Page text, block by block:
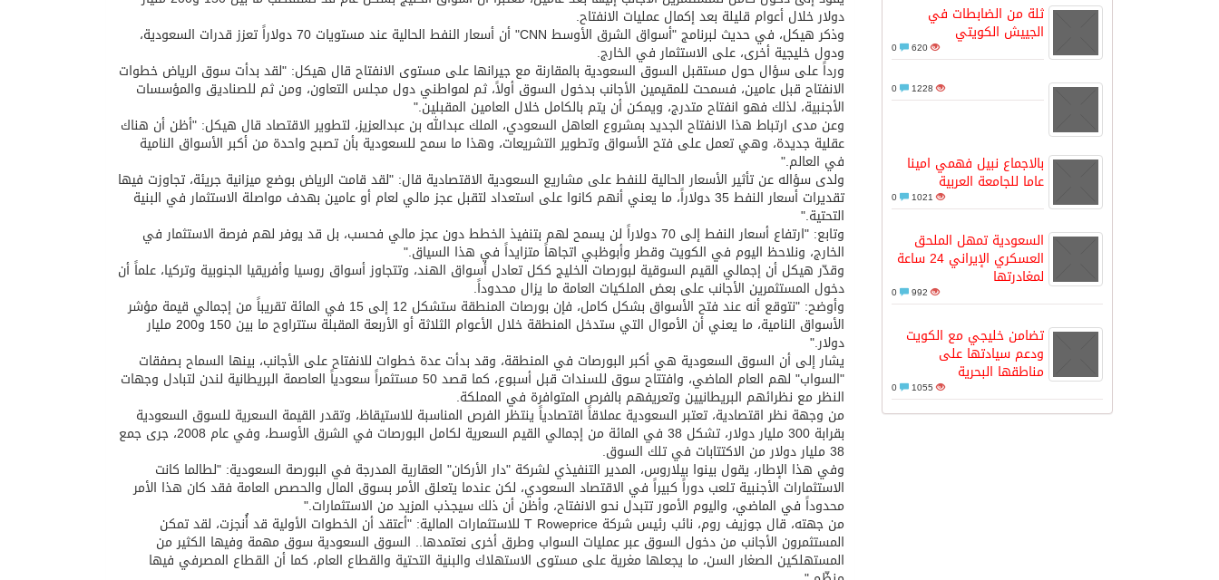
مدينة الملك سلمان للطاقة “سبارك” توقع اتفاقية تطوير مصانع جاهزة ومتخصصة في مجال الطاقة
كسوة الكعبة تعتلي البيت العتيق
“سبيس إكس” تطلق 24 قمرًا صناعيًا جديدًا إلى الفضاء
ثلة من الضابطات في
الجييش الكويتي
620
1228
بالاجماع نبيل فهمي امينا
عاما للجامعة العربية
1021
السعودية تمهل الملحق
العسكري الإيراني 24 ساعة
لمغادرتها
992
تضامن خليجي مع الكويت
ودعم سيادتها على
مناطقها البحرية
1055
دولار خلال أعوام قليلة بعد إكمال عمليات الانفتاح.
وذكر هيكل، في حديث لبرنامج "أسواق الشرق الأوسط CNN" أن أسعار النفط الحالية عند مستويات 70 دولاراً تعزز قدرات السعودية،
ودول خليجية أخرى، على الاستثمار في الخارج.
ورداً على سؤال حول مستقبل السوق السعودية بالمقارنة مع جيرانها على مستوى الانفتاح قال هيكل: "لقد بدأت سوق الرياض خطوات
الانفتاح قبل عامين، فسمحت للمقيمين الأجانب بدخول السوق أولاً، ثم لمواطني دول مجلس التعاون، ومن ثم للصناديق والمؤسسات
الأجنبية، لذلك فهو انفتاح متدرج، ويمكن أن يتم بالكامل خلال العامين المقبلين."
وعن مدى ارتباط هذا الانفتاح الجديد بمشروع العاهل السعودي، الملك عبدالله بن عبدالعزيز، لتطوير الاقتصاد قال هيكل: "أظن أن هناك
عقلية جديدة، وهي تعمل على فتح الأسواق وتطوير التشريعات، وهذا ما سمح للسعودية بأن تصبح واحدة من أكبر الأسواق النامية
في العالم."
ولدى سؤاله عن تأثير الأسعار الحالية للنفط على مشاريع السعودية الاقتصادية قال: "لقد قامت الرياض بوضع ميزانية جريئة، تجاوزت فيها
تقديرات أسعار النفط 35 دولاراً، ما يعني أنهم كانوا على استعداد لتقبل عجز مالي لعام أو عامين بهدف مواصلة الاستثمار في البنية
التحتية."
وتابع: "ارتفاع أسعار النفط إلى 70 دولاراً لن يسمح لهم بتنفيذ الخطط دون عجز مالي فحسب، بل قد يوفر لهم فرصة الاستثمار في
الخارج، ونلاحظ اليوم في الكويت وقطر وأبوظبي اتجاهاً متزايداً في هذا السياق."
وقدّر هيكل أن إجمالي القيم السوقية لبورصات الخليج ككل تعادل أسواق الهند، وتتجاوز أسواق روسيا وأفريقيا الجنوبية وتركيا، علماً أن
دخول المستثمرين الأجانب على بعض الملكيات العامة ما يزال محدوداً.
وأوضح: "نتوقع أنه عند فتح الأسواق بشكل كامل، فإن بورصات المنطقة ستشكل 12 إلى 15 في المائة تقريباً من إجمالي قيمة مؤشر
الأسواق النامية، ما يعني أن الأموال التي ستدخل المنطقة خلال الأعوام الثلاثة أو الأربعة المقبلة ستتراوح ما بين 150 و200 مليار
دولار."
يشار إلى أن السوق السعودية هي أكبر البورصات في المنطقة، وقد بدأت عدة خطوات للانفتاح على الأجانب، بينها السماح بصفقات
"السواب" لهم العام الماضي، وافتتاح سوق للسندات قبل أسبوع، كما قصد 50 مستثمراً سعودياً العاصمة البريطانية لندن لتبادل وجهات
النظر مع نظرائهم البريطانيين وتعريفهم بالفرص المتوافرة في المملكة.
من وجهة نظر اقتصادية، تعتبر السعودية عملاقاً اقتصادياً ينتظر الفرص المناسبة للاستيقاظ، وتقدر القيمة السعرية للسوق السعودية
بقرابة 300 مليار دولار، تشكل 38 في المائة من إجمالي القيم السعرية لكامل البورصات في الشرق الأوسط، وفي عام 2008، جرى جمع
38 مليار دولار من الاكتتابات في تلك السوق.
وفي هذا الإطار، يقول بينوا بيلاروس، المدير التنفيذي لشركة "دار الأركان" العقارية المدرجة في البورصة السعودية: "لطالما كانت
الاستثمارات الأجنبية تلعب دوراً كبيراً في الاقتصاد السعودي، لكن عندما يتعلق الأمر بسوق المال والحصص العامة فقد كان هذا الأمر
محدوداً في الماضي، واليوم الأمور تتبدل نحو الانفتاح، وأظن أن ذلك سيجذب المزيد من الاستثمارات."
من جهته، قال جوزيف روم، نائب رئيس شركة T Roweprice للاستثمارات المالية: "أعتقد أن الخطوات الأولية قد أُنجزت، لقد تمكن
المستثمرون الأجانب من دخول السوق عبر عمليات السواب وطرق أخرى نعتمدها.. السوق السعودية سوق مهمة وفيها الكثير من
المستهلكين الصغار السن، ما يجعلها مغرية على مستوى الاستهلاك والبنية التحتية والقطاع العام، كما أن القطاع المصرفي فيها